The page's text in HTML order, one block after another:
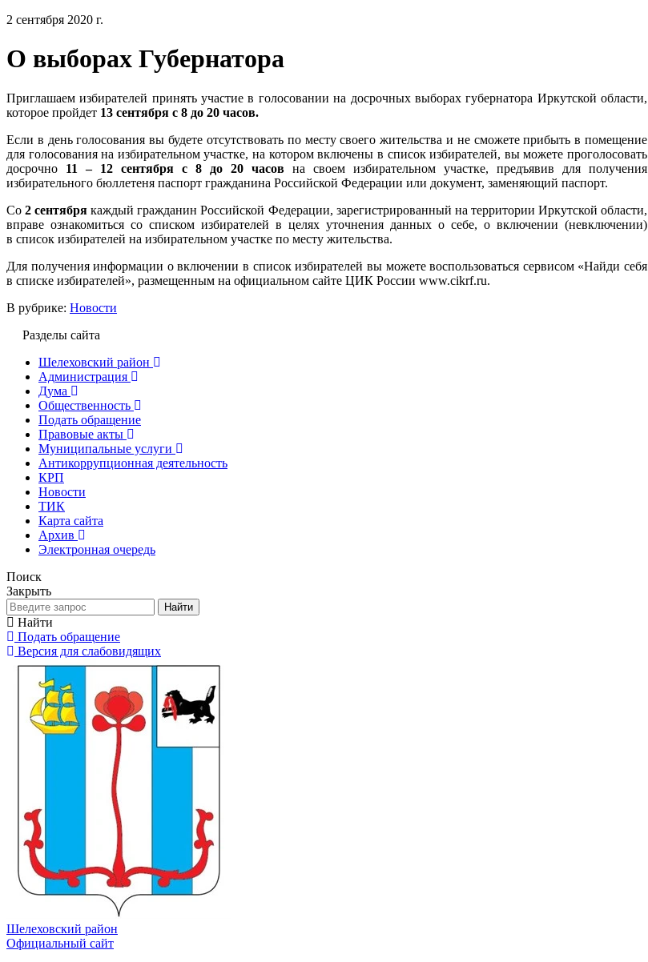
2 сентября 2020 г.
О выборах Губернатора
Приглашаем избирателей принять участие в голосовании на досрочных выборах губернатора Иркутской области,
которое пройдет 13 сентября с 8 до 20 часов.
Если в день голосования вы будете отсутствовать по месту своего жительства и не сможете прибыть в помещение
для голосования на избирательном участке, на котором включены в список избирателей, вы можете проголосовать
досрочно 11 – 12 сентября с 8 до 20 часов на своем избирательном участке, предъявив для получения
избирательного бюллетеня паспорт гражданина Российской Федерации или документ, заменяющий паспорт.
Со2 сентября каждый гражданин Российской Федерации, зарегистрированный на территории Иркутской области,
вправе ознакомиться со списком избирателей в целях уточнения данных о себе, о включении (невключении)
в список избирателей на избирательном участке по месту жительства.
Для получения информации о включении в список избирателей вы можете воспользоваться сервисом «Найди себя
в списке избирателей», размещенным на официальном сайте ЦИК России www.cikrf.ru.
В рубрике: Новости
Разделы сайта
Шелеховский район
Администрация
Дума
Общественность
Подать обращение
Правовые акты
Муниципальные услуги
Антикоррупционная деятельность
КРП
Новости
ТИК
Карта сайта
Архив
Электронная очередь
Поиск
Закрыть
Найти
Найти
Подать обращение
Версия для слабовидящих
Шелеховский район
Официальный сайт